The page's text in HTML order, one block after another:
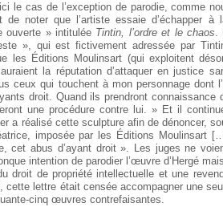
le cas de l’exception de parodie, comme
noter que l’artiste essaie d’échapper à
ouverte » intitulée Tintin, l’ordre et le chaos.
», qui est fictivement adressée par
les Éditions Moulinsart (qui exploitent
la réputation d’attaquer en justice
ceux qui touchent à mon personnage dont
droit. Quand ils prendront connaissance
une procédure contre lui. » Et il
a réalisé cette sculpture afin de dénoncer,
imposée par les Éditions Moulinsart
cet abus d’ayant droit ». Les juges ne
intention de parodier l’œuvre d’Hergé
droit de propriété intellectuelle et une
cette lettre était censée accompagner une
cinq œuvres contrefaisantes.